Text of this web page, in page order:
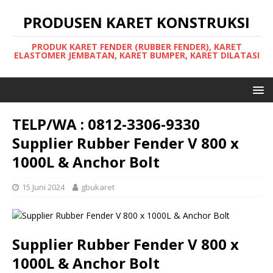
PRODUSEN KARET KONSTRUKSI
PRODUK KARET FENDER (RUBBER FENDER), KARET
ELASTOMER JEMBATAN, KARET BUMPER, KARET DILATASI
TELP/WA : 0812-3306-9330
Supplier Rubber Fender V 800 x
1000L & Anchor Bolt
15 Juni 2024 gbukaret
Supplier Rubber Fender V 800 x
1000L & Anchor Bolt